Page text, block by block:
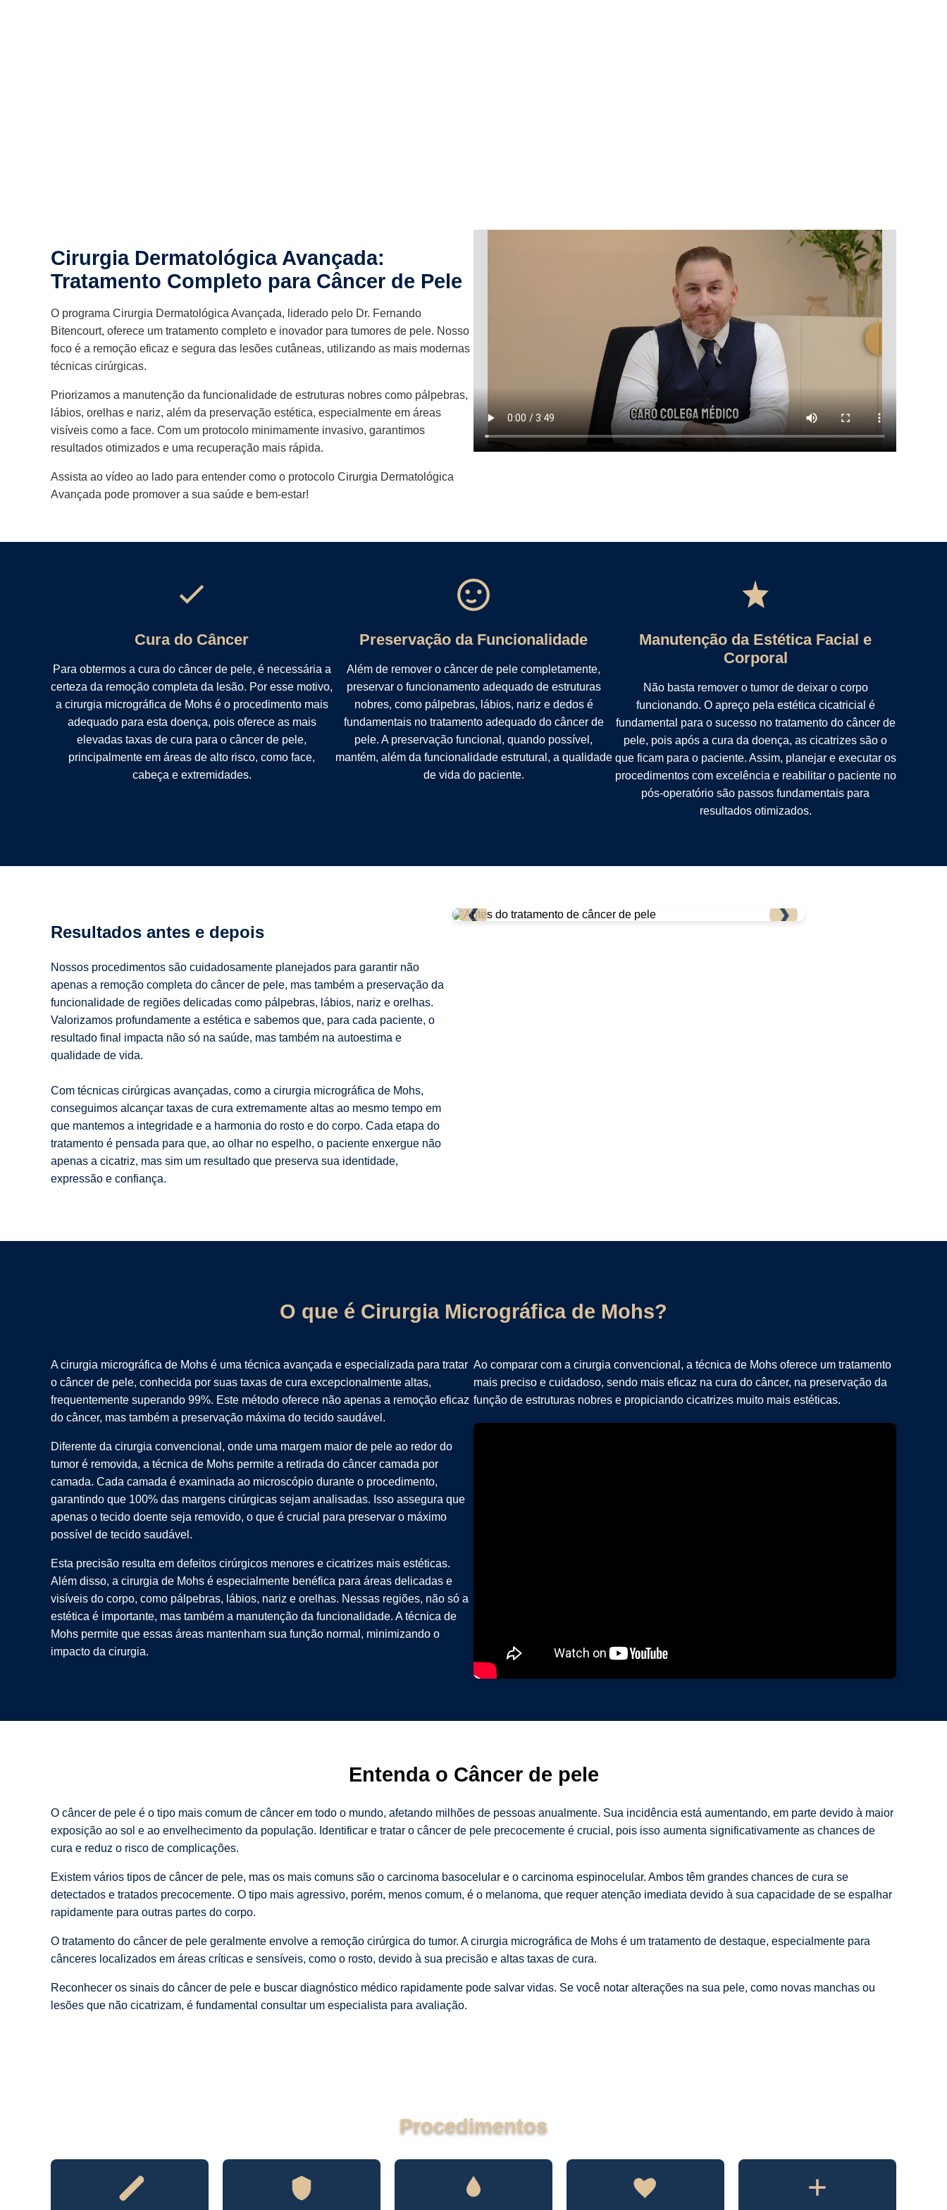
Cirurgia Dermatológica Avançada:
Tratamento Completo para Câncer de Pele
O programa Cirurgia Dermatológica Avançada, liderado pelo Dr. Fernando
Bitencourt, oferece um tratamento completo e inovador para tumores de pele. Nosso
foco é a remoção eficaz e segura das lesões cutâneas, utilizando as mais modernas
técnicas cirúrgicas.
Priorizamos a manutenção da funcionalidade de estruturas nobres como pálpebras,
lábios, orelhas e nariz, além da preservação estética, especialmente em áreas
visíveis como a face. Com um protocolo minimamente invasivo, garantimos
resultados otimizados e uma recuperação mais rápida.
Assista ao vídeo ao lado para entender como o protocolo Cirurgia Dermatológica
Avançada pode promover a sua saúde e bem-estar!
Cura do Câncer
Para obtermos a cura do câncer de pele, é necessária a
certeza da remoção completa da lesão. Por esse motivo,
a cirurgia micrográfica de Mohs é o procedimento mais
adequado para esta doença, pois oferece as mais
elevadas taxas de cura para o câncer de pele,
principalmente em áreas de alto risco, como face,
cabeça e extremidades.
Preservação da Funcionalidade
Além de remover o câncer de pele completamente,
preservar o funcionamento adequado de estruturas
nobres, como pálpebras, lábios, nariz e dedos é
fundamentais no tratamento adequado do câncer de
pele. A preservação funcional, quando possível,
mantém, além da funcionalidade estrutural, a qualidade
de vida do paciente.
Manutenção da Estética Facial e
Corporal
Não basta remover o tumor de deixar o corpo
funcionando. O apreço pela estética cicatricial é
fundamental para o sucesso no tratamento do câncer de
pele, pois após a cura da doença, as cicatrizes são o
que ficam para o paciente. Assim, planejar e executar os
procedimentos com excelência e reabilitar o paciente no
pós-operatório são passos fundamentais para
resultados otimizados.
Resultados antes e depois
Nossos procedimentos são cuidadosamente planejados para garantir não
apenas a remoção completa do câncer de pele, mas também a preservação da
funcionalidade de regiões delicadas como pálpebras, lábios, nariz e orelhas.
Valorizamos profundamente a estética e sabemos que, para cada paciente, o
resultado final impacta não só na saúde, mas também na autoestima e
qualidade de vida.
Com técnicas cirúrgicas avançadas, como a cirurgia micrográfica de Mohs,
conseguimos alcançar taxas de cura extremamente altas ao mesmo tempo em
que mantemos a integridade e a harmonia do rosto e do corpo. Cada etapa do
tratamento é pensada para que, ao olhar no espelho, o paciente enxergue não
apenas a cicatriz, mas sim um resultado que preserva sua identidade,
expressão e confiança.
❮ ❯
O que é Cirurgia Micrográfica de Mohs?
A cirurgia micrográfica de Mohs é uma técnica avançada e especializada para tratar
o câncer de pele, conhecida por suas taxas de cura excepcionalmente altas,
frequentemente superando 99%. Este método oferece não apenas a remoção eficaz
do câncer, mas também a preservação máxima do tecido saudável.
Diferente da cirurgia convencional, onde uma margem maior de pele ao redor do
tumor é removida, a técnica de Mohs permite a retirada do câncer camada por
camada. Cada camada é examinada ao microscópio durante o procedimento,
garantindo que 100% das margens cirúrgicas sejam analisadas. Isso assegura que
apenas o tecido doente seja removido, o que é crucial para preservar o máximo
possível de tecido saudável.
Esta precisão resulta em defeitos cirúrgicos menores e cicatrizes mais estéticas.
Além disso, a cirurgia de Mohs é especialmente benéfica para áreas delicadas e
visíveis do corpo, como pálpebras, lábios, nariz e orelhas. Nessas regiões, não só a
estética é importante, mas também a manutenção da funcionalidade. A técnica de
Mohs permite que essas áreas mantenham sua função normal, minimizando o
impacto da cirurgia.
Ao comparar com a cirurgia convencional, a técnica de Mohs oferece um tratamento
mais preciso e cuidadoso, sendo mais eficaz na cura do câncer, na preservação da
função de estruturas nobres e propiciando cicatrizes muito mais estéticas.
Entenda o Câncer de pele
O câncer de pele é o tipo mais comum de câncer em todo o mundo, afetando milhões de pessoas anualmente. Sua incidência está aumentando, em parte devido à maior
exposição ao sol e ao envelhecimento da população. Identificar e tratar o câncer de pele precocemente é crucial, pois isso aumenta significativamente as chances de
cura e reduz o risco de complicações.
Existem vários tipos de câncer de pele, mas os mais comuns são o carcinoma basocelular e o carcinoma espinocelular. Ambos têm grandes chances de cura se
detectados e tratados precocemente. O tipo mais agressivo, porém, menos comum, é o melanoma, que requer atenção imediata devido à sua capacidade de se espalhar
rapidamente para outras partes do corpo.
O tratamento do câncer de pele geralmente envolve a remoção cirúrgica do tumor. A cirurgia micrográfica de Mohs é um tratamento de destaque, especialmente para
cânceres localizados em áreas críticas e sensíveis, como o rosto, devido à sua precisão e altas taxas de cura.
Reconhecer os sinais do câncer de pele e buscar diagnóstico médico rapidamente pode salvar vidas. Se você notar alterações na sua pele, como novas manchas ou
lesões que não cicatrizam, é fundamental consultar um especialista para avaliação.
Procedimentos